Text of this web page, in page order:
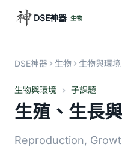
DSE神器 生物
DSE神器 生物 生物與環境
生物與環境 子課題
生殖、生長
Reproduction,